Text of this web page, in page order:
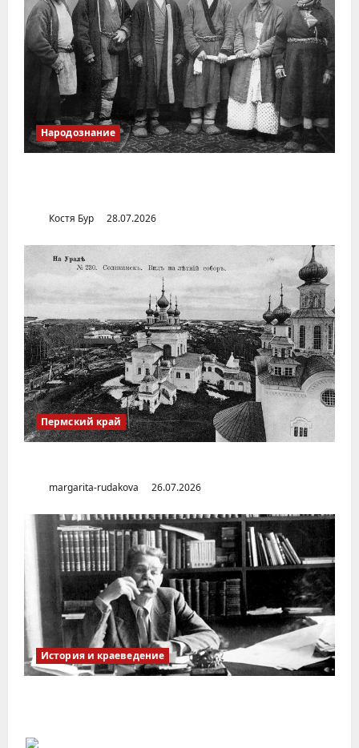
Народознание
Костя Бур 28.07.2026
Пермский край
margarita-rudakova 26.07.2026
История и краеведение